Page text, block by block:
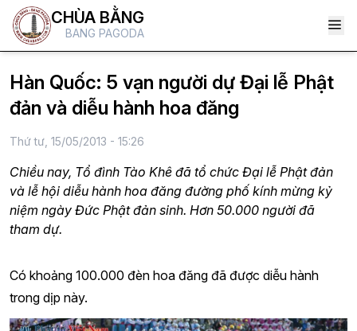
CHÙA BẰNG
BANG PAGODA
Hàn Quốc: 5 vạn người dự Đại lễ Phật
đản và diễu hành hoa đăng
Thứ tư, 15/05/2013 - 15:26
Chiều nay, Tổ đình Tào Khê đã tổ chức Đại lễ Phật đản
và lễ hội diễu hành hoa đăng đường phố kính mừng kỷ
niệm ngày Đức Phật đản sinh. Hơn 50.000 người đã
tham dự.
Có khoảng 100.000 đèn hoa đăng đã được diễu hành
trong dịp này.